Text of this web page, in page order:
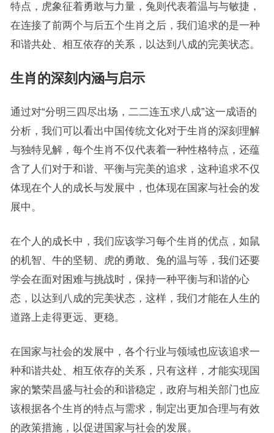
特点，虎象征着勇敢与力量，兔则代表着温与与敏捷，
在连接了前两个与后五个生肖之后，我们追求的是一种
和谐共处、相互依存的关系，以达到八成的完美状态。
生肖的深刻内涵与启示
通过对“分明三四尽出场，二二连五求八成”这一成语的
分析，我们可以看出中国传统文化对于生肖的深刻理解
与独特见解，每个生肖不仅代表着一种性格特点，还蕴
含了人们对于和谐、平衡与完美的追求，这种追求不仅
体现在个人的成长与发展中，也体现在国家与社会的发
展中。
在个人的成长中，我们应该学习每个生肖的优点，如鼠
的机智、牛的坚韧、虎的勇敢、兔的温与等，我们还要
学会在面对困难与挑战时，保持一种平衡与和谐的心
态，以达到八成的完美状态，这样，我们才能在人生的
道路上走得更远、更稳。
在国家与社会的发展中，各个行业与领域也应该追求一
种和谐共处、相互依存的关系，只有这样，才能实现国
家的繁荣昌盛与社会的和谐稳定，政府与相关部门也应
该根据各个生肖的特点与需求，制定出更加合理与有效
的政策措施，以促进国家与社会的发展。